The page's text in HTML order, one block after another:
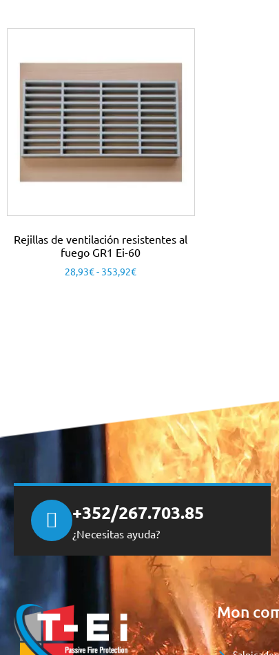
Rejillas de ventilación resistentes al
fuego GR1 Ei-60
28,93€- 353,92€
+352/267.703.85
¿Necesitas ayuda?
Mon